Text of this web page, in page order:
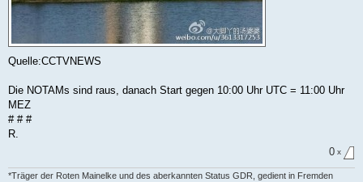
Quelle:CCTVNEWS
Die NOTAMs sind raus, danach Start gegen 10:00 Uhr UTC = 11:00 Uhr
MEZ
# # #
R.
0 x
*Träger der Roten Mainelke und des aberkannten Status GDR, gedient in Fremden